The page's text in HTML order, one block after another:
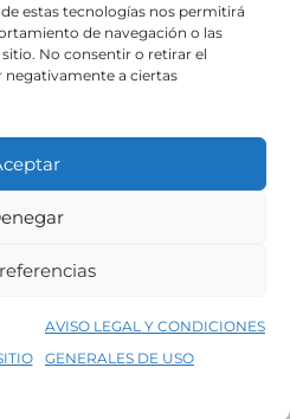
estas tecnologías nos permitirá
de navegación o las
No consentir o retirar el
a ciertas
AVISO LEGAL Y CONDICIONES
GENERALES DE USO
utiliza el código PRIMERACOMPRA
generales de venta
del sitio web
todos los derechos